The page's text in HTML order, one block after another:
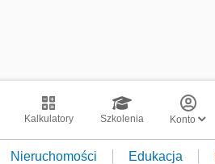
Kalkulatory Szkolenia Konto
Nieruchomości Edukacja